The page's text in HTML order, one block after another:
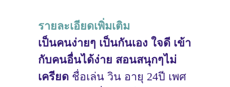
รายละเอียดเพิ่มเติม
เป็นคนง่ายๆ เป็นกันเอง ใจดี เข้า
กับคนอื่นได้ง่าย สอนสนุกๆไม่
เครียด ชื่อเล่น วิน อายุ 24ปี เพศ